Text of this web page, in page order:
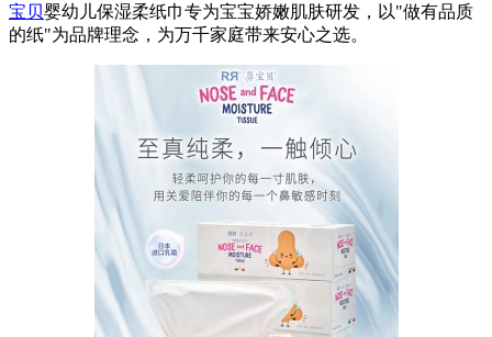
宝贝婴幼儿保湿柔纸巾专为宝宝娇嫩肌肤研发，以"做有品质
的纸"为品牌理念，为万千家庭带来安心之选。